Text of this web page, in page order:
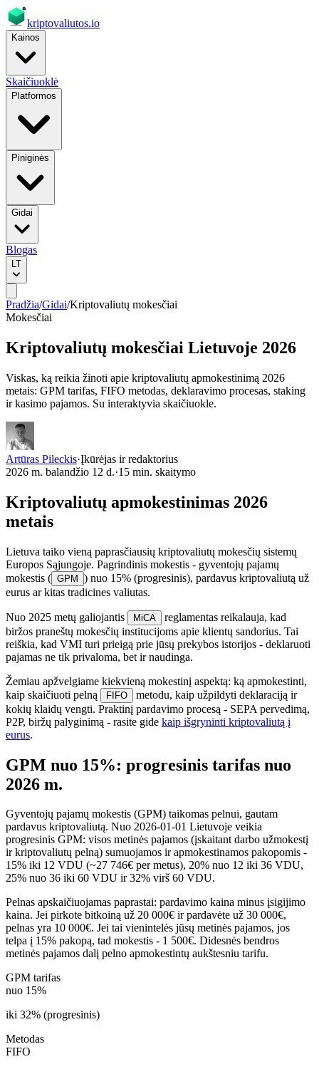
kriptovaliutos.io
Kainos
Skaičiuoklė
Platformos
Piniginės
Gidai
Blogas
LT
Pradžia/Gidai/Kriptovaliutų mokesčiai
Mokesčiai
Kriptovaliutų mokesčiai Lietuvoje 2026
Viskas, ką reikia žinoti apie kriptovaliutų apmokestinimą 2026
metais: GPM tarifas, FIFO metodas, deklaravimo procesas, staking
ir kasimo pajamos. Su interaktyvia skaičiuokle.
Artūras Pileckis·Įkūrėjas ir redaktorius
2026 m. balandžio 12 d.·15 min. skaitymo
Kriptovaliutų apmokestinimas 2026
metais
Lietuva taiko vieną paprasčiausių kriptovaliutų mokesčių sistemų
Europos Sąjungoje. Pagrindinis mokestis - gyventojų pajamų
mokestis ( GPM ) nuo 15% (progresinis), pardavus kriptovaliutą už
eurus ar kitas tradicines valiutas.
Nuo 2025 metų galiojantis MiCA
reglamentas reikalauja, kad
biržos praneštų mokesčių institucijoms apie klientų sandorius. Tai
reiškia, kad VMI turi prieigą prie jūsų prekybos istorijos - deklaruoti
pajamas ne tik privaloma, bet ir naudinga.
Žemiau apžvelgiame kiekvieną mokestinį aspektą: ką apmokestinti,
kaip skaičiuoti pelną
FIFO
metodu, kaip užpildyti deklaraciją ir
kokių klaidų vengti. Praktinį pardavimo procesą - SEPA pervedimą,
P2P, biržų palyginimą - rasite gide kaip išgryninti kriptovaliutą į
eurus.
GPM nuo 15%: progresinis tarifas nuo
2026 m.
Gyventojų pajamų mokestis (GPM) taikomas pelnui, gautam
pardavus kriptovaliutą. Nuo 2026-01-01 Lietuvoje veikia
progresinis GPM: visos metinės pajamos (įskaitant darbo užmokestį
ir kriptovaliutų pelną) sumuojamos ir apmokestinamos pakopomis -
15% iki 12 VDU (~27 746€ per metus), 20% nuo 12 iki 36 VDU,
25% nuo 36 iki 60 VDU ir 32% virš 60 VDU.
Pelnas apskaičiuojamas paprastai: pardavimo kaina minus įsigijimo
kaina. Jei pirkote bitkoiną už 20 000€ ir pardavėte už 30 000€,
pelnas yra 10 000€. Jei tai vienintelės jūsų metinės pajamos, jos
telpa į 15% pakopą, tad mokestis - 1 500€. Didesnės bendros
metinės pajamos dalį pelno apmokestintų aukštesniu tarifu.
GPM tarifas
nuo 15%
iki 32% (progresinis)
Metodas
FIFO